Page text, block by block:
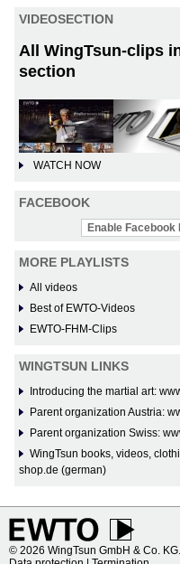
VIDEOSECTION
All WingTsun-clips
section
WATCH NOW
FACEBOOK
Enable Facebook
MORE PLAYLISTS
All videos
Best of EWTO-Videos
EWTO-FHM-Clips
WINGTSUN LINKS
Introducing the martial art:
Parent organization Austria:
Parent organization Swiss:
WingTsun books, videos,
shop.de (german)
© 2026 WingTsun GmbH & Co.